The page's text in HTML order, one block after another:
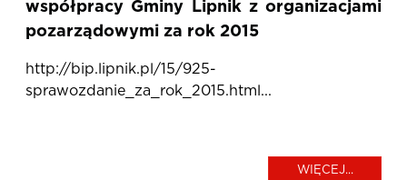
współpracy Gminy Lipnik z organizacjami
pozarządowymi za rok 2015
http://bip.lipnik.pl/15/925-
sprawozdanie_za_rok_2015.html...
WIĘCEJ...